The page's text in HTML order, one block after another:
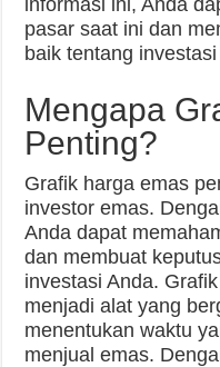
informasi ini, Anda
pasar saat ini dan
baik tentang
Mengapa
Penting?
Grafik harga emas
investor emas.
Anda dapat
dan membuat
investasi Anda.
menjadi alat yang
menentukan waktu
menjual emas.